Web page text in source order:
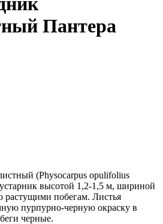
Пантера
(Physocarpus opulifolius
высотой 1,2-1,5 м, шириной
растущими побегам. Листья
пурпурно-черную окраску в
черные.